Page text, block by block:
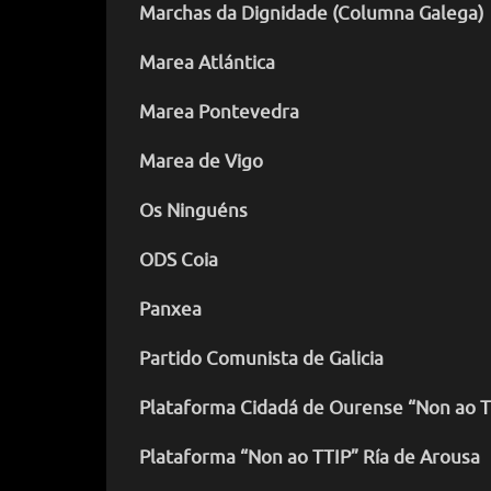
Marchas da Dignidade (Columna Galega)
Marea Atlántica
Marea Pontevedra
Marea de Vigo
Os Ninguéns
ODS Coia
Panxea
Partido Comunista de Galicia
Plataforma Cidadá de Ourense “Non ao
Plataforma “Non ao TTIP” Ría de Arousa